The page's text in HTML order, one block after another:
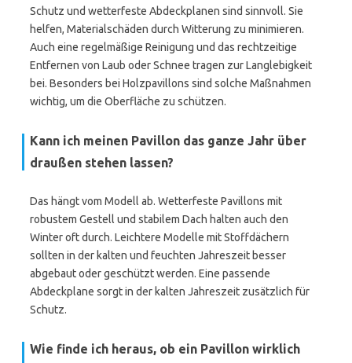
Schutz und wetterfeste Abdeckplanen sind sinnvoll. Sie
helfen, Materialschäden durch Witterung zu minimieren.
Auch eine regelmäßige Reinigung und das rechtzeitige
Entfernen von Laub oder Schnee tragen zur Langlebigkeit
bei. Besonders bei Holzpavillons sind solche Maßnahmen
wichtig, um die Oberfläche zu schützen.
Kann ich meinen Pavillon das ganze Jahr über
draußen stehen lassen?
Das hängt vom Modell ab. Wetterfeste Pavillons mit
robustem Gestell und stabilem Dach halten auch den
Winter oft durch. Leichtere Modelle mit Stoffdächern
sollten in der kalten und feuchten Jahreszeit besser
abgebaut oder geschützt werden. Eine passende
Abdeckplane sorgt in der kalten Jahreszeit zusätzlich für
Schutz.
Wie finde ich heraus, ob ein Pavillon wirklich